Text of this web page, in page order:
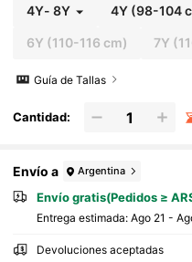
4Y- 8Y 4Y (98-104
6Y (110-116 cm) 7Y
Guía de Tallas
Cantidad:
Envío a Argentina
Envío gratis(Pedidos ≥
Entrega estimada: Ago 21 -
Devoluciones aceptadas